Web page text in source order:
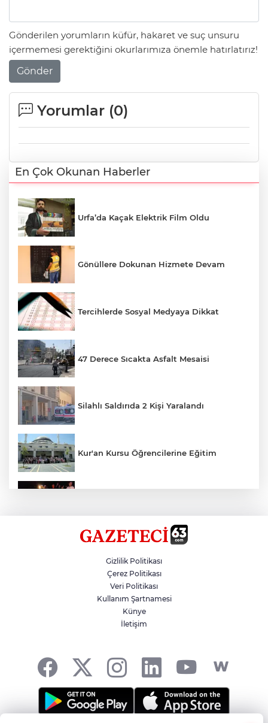
Gönderilen yorumların küfür, hakaret ve suç unsuru
içermemesi gerektiğini okurlarımıza önemle hatırlatırız!
Gönder
Yorumlar (0)
En Çok Okunan Haberler
Urfa’da Kaçak Elektrik Film Oldu
Gönüllere Dokunan Hizmete Devam
Tercihlerde Sosyal Medyaya Dikkat
47 Derece Sıcakta Asfalt Mesaisi
Silahlı Saldırıda 2 Kişi Yaralandı
Kur'an Kursu Öğrencilerine Eğitim
Siverek’te Mahmut Gülel Dönemi
Filistin Konvoyuna Coşkulu Karşılama
Gizlilik Politikası
Çerez Politikası
Veri Politikası
Kullanım Şartnamesi
Künye
İletişim